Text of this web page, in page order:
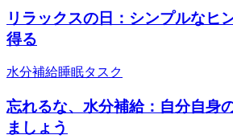
リラックスの日：シンプルなヒ
得る
水分補給睡眠タスク
忘れるな、水分補給：自分自身
ましょう